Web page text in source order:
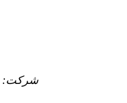
شرکت: